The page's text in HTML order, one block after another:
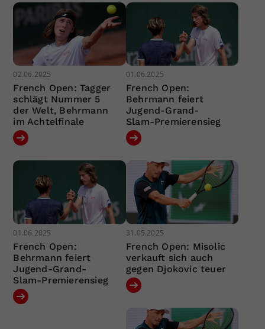
02.06.2025
French Open: Tagger
schlägt Nummer 5
der Welt, Behrmann
im Achtelfinale
01.06.2025
French Open:
Behrmann feiert
Jugend-Grand-
Slam-Premierensieg
01.06.2025
French Open:
Behrmann feiert
Jugend-Grand-
Slam-Premierensieg
31.05.2025
French Open: Misolic
verkauft sich auch
gegen Djokovic teuer